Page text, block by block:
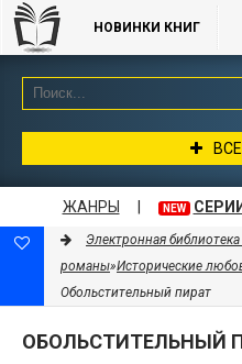
НОВИНКИ КНИГ
ЖАНРЫ NEW СЕРИИ
Электронная
романы»Исторические
Обольстительный пират
ОБОЛЬСТИТЕЛЬНЫЙ